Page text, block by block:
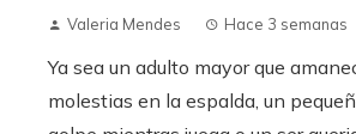
Valeria Mendes Hace 3 semanas
Ya sea un adulto mayor que
molestias en la espalda, un